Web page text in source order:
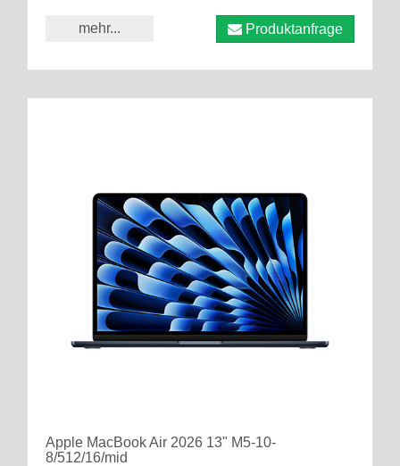
mehr... Produktanfrage
Apple MacBook Air 2026 13" M5-10-
8/512/16/mid